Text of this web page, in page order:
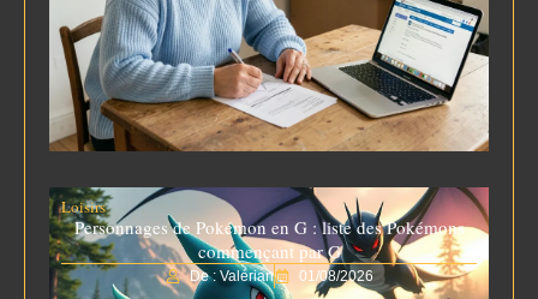
Loisirs
Personnages de Pokémon en G : liste des Pokémons
commençant par G
De : Valérian 01/08/2026